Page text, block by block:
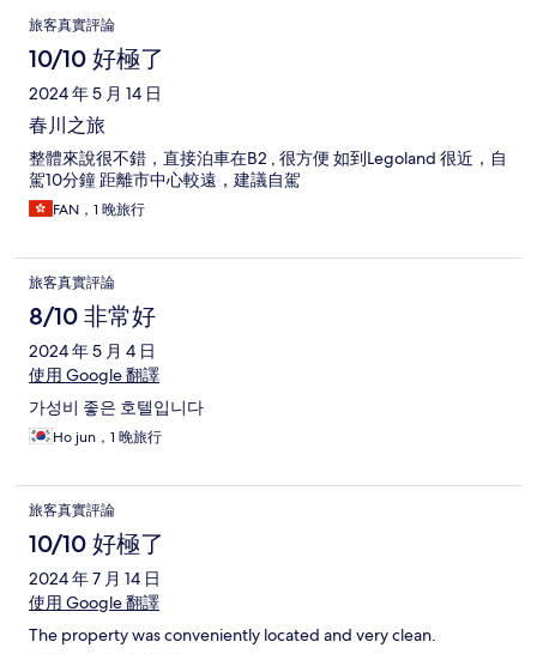
評
論
旅客真實評論
10/10 好極了
2024 年 5 月 14 日
春川之旅
整體來說很不錯，直接泊車在B2 , 很方便 如到Legoland 很近，自
駕10分鐘 距離市中心較遠，建議自駕
FAN，1 晚旅行
旅客真實評論
8/10 非常好
2024 年 5 月 4 日
使用 Google 翻譯
가성비 좋은 호텔입니다
Ho jun，1 晚旅行
旅客真實評論
10/10 好極了
2024 年 7 月 14 日
使用 Google 翻譯
The property was conveniently located and very clean.